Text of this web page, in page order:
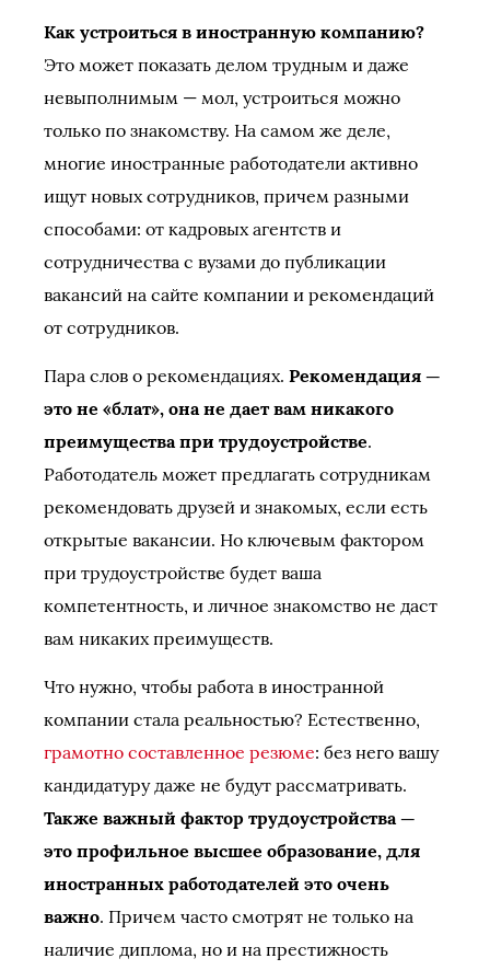
Как устроиться в иностранную компанию?
Это может показать делом трудным и даже
невыполнимым — мол, устроиться можно
только по знакомству. На самом же деле,
многие иностранные работодатели активно
ищут новых сотрудников, причем разными
способами: от кадровых агентств и
сотрудничества с вузами до публикации
вакансий на сайте компании и рекомендаций
от сотрудников.
Пара слов о рекомендациях. Рекомендация —
это не «блат», она не дает вам никакого
преимущества при трудоустройстве.
Работодатель может предлагать сотрудникам
рекомендовать друзей и знакомых, если есть
открытые вакансии. Но ключевым фактором
при трудоустройстве будет ваша
компетентность, и личное знакомство не даст
вам никаких преимуществ.
Что нужно, чтобы работа в иностранной
компании стала реальностью? Естественно,
грамотно составленное резюме: без него вашу
кандидатуру даже не будут рассматривать.
Также важный фактор трудоустройства —
это профильное высшее образование, для
иностранных работодателей это очень
важно. Причем часто смотрят не только на
наличие диплома, но и на престижность